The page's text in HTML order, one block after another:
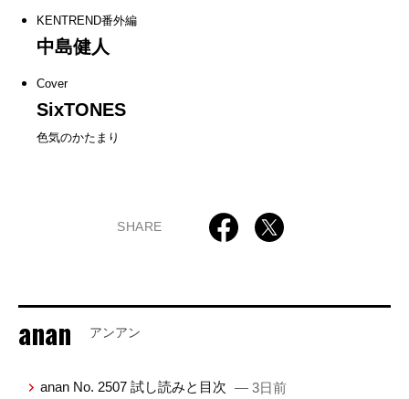
KENTREND番外編
中島健人
Cover
SixTONES
色気のかたまり
SHARE
anan アンアン
anan No. 2507 試し読みと目次 — 3日前